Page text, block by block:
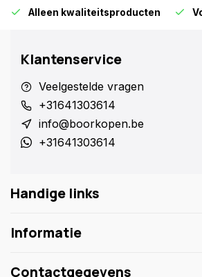
Alleen kwaliteitsproducten
Klantenservice
Veelgestelde vragen
+31641303614
info@boorkopen.be
+31641303614
Handige links
Informatie
Contactgegevens